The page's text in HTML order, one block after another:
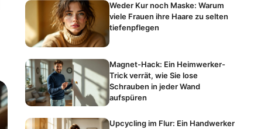
Weder Kur noch Maske: Warum
viele Frauen ihre Haare zu selten
tiefenpflegen
Magnet-Hack: Ein Heimwerker-
Trick verrät, wie Sie lose
Schrauben in jeder Wand
aufspüren
Upcycling im Flur: Ein Handwerker